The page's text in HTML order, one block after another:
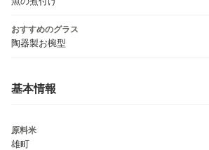
おすすめのグラス
陶器製お椀型
基本情報
原料米
雄町